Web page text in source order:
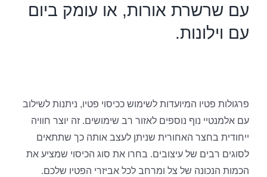
עם שרשרת אורות, או עומק ביום
עם וילונות.
פרגולות פטיו המיועדות לשימוש ככיסוי פטיו, ניתנות לשילוב
עם אלמנטיי נוף נוספים לאזור רב שימושים. זה יוצר חוויה
ייחודית בחצר האחורית שניתן לעצב אותה כך שתתאים
לסוגים רבים של עיצובים. בחרו את סוג הכיסוי שמציע את
הכמות הנכונה של צל ומרחב לכל אביזרי הפטיו שלכם.